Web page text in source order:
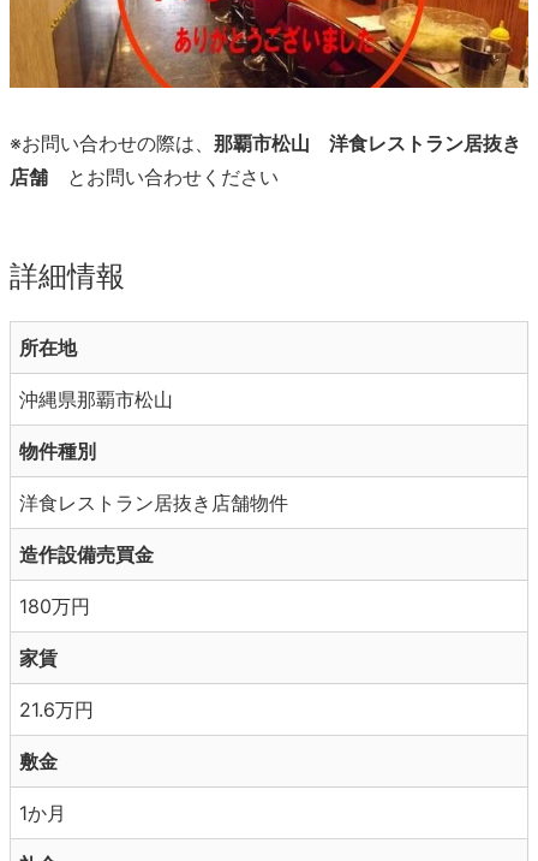
※お問い合わせの際は、 那覇市松山 洋食レストラン居抜き
店舗 とお問い合わせください
詳細情報
所在地
沖縄県那覇市松山
物件種別
洋食レストラン居抜き店舗物件
造作設備売買金
180万円
家賃
21.6万円
敷金
1か月